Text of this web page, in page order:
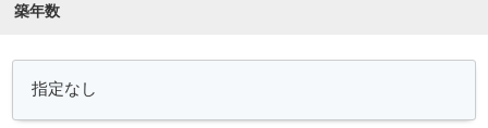
築年数